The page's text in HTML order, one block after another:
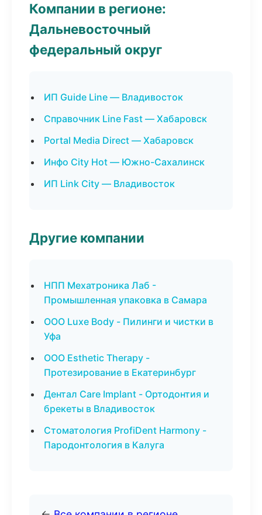
Компании в регионе:
Дальневосточный
федеральный округ
ИП Guide Line — Владивосток
Справочник Line Fast — Хабаровск
Portal Media Direct — Хабаровск
Инфо City Hot — Южно-Сахалинск
ИП Link City — Владивосток
Другие компании
НПП Мехатроника Лаб -
Промышленная упаковка в Самара
ООО Luxe Body - Пилинги и чистки в
Уфа
ООО Esthetic Therapy -
Протезирование в Екатеринбург
Дентал Care Implant - Ортодонтия и
брекеты в Владивосток
Стоматология ProfiDent Harmony -
Пародонтология в Калуга